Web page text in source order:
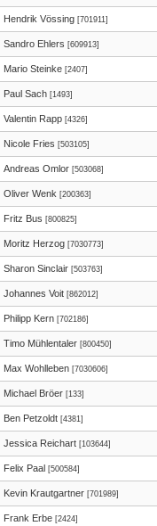
Hendrik Vössing [701911]
Sandro Ehlers [609913]
Mario Steinke [2407]
Paul Sach [1493]
Valentin Rapp [4326]
Nicole Fries [503105]
Andreas Omlor [503068]
Oliver Wenk [200363]
Fritz Bus [800825]
Moritz Herzog [7030773]
Sharon Sinclair [503763]
Johannes Voit [862012]
Philipp Kern [702186]
Timo Mühlentaler [800450]
Max Wohlleben [7030606]
Michael Bröer [133]
Ben Petzoldt [4381]
Jessica Reichart [103644]
Felix Paal [500584]
Kevin Krautgartner [701989]
Frank Erbe [2424]